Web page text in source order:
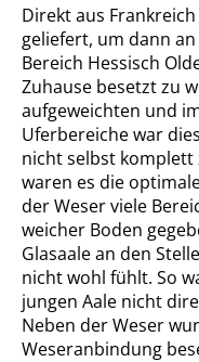
Direkt aus
geliefert, um dann
Bereich Hessisch
Zuhause besetzt zu
aufgeweichten und
Uferbereiche war
nicht selbst komplett
waren es die
der Weser viele
weicher Boden
Glasaale an den
nicht wohl fühlt. So
jungen Aale nicht
Neben der Weser
Weseranbindung